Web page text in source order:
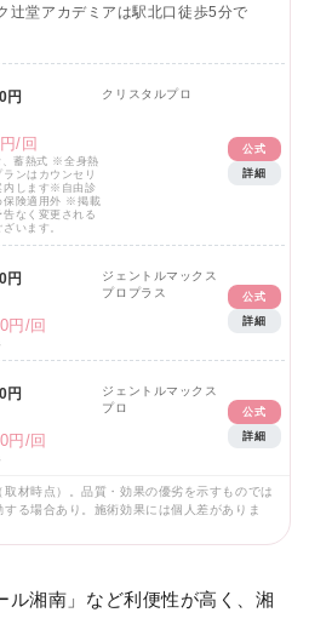
辻堂アカデミアは駅北口徒歩5分で
円
/回
、蓄熱式 ※全身熱
ランはカウンセリ
内します※自由診
保険適用外 ※掲載
告なく変更される
います。
クリスタルプロ
公式
詳細
円
円/回
ジェントルマックス
プロプラス
公式
詳細
円
円/回
ジェントルマックス
プロ
公式
詳細
材時点）。品質・効果の優劣を示すものでは
る場合あり。施術効果には個人差がありま
ル湘南」など利便性が高く、湘